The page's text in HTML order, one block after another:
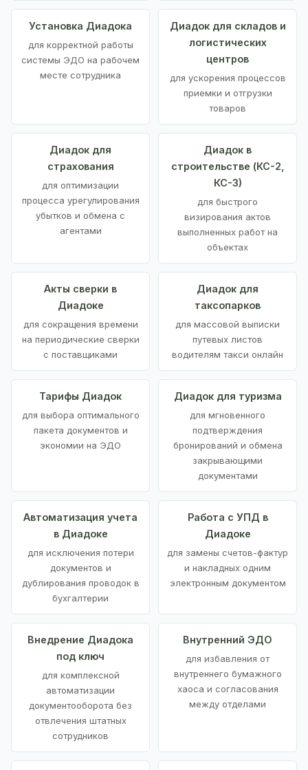
Установка Диадока
для корректной работы
системы ЭДО на рабочем
месте сотрудника
Диадок для складов и
логистических
центров
для ускорения процессов
приемки и отгрузки
товаров
Диадок для
страхования
для оптимизации
процесса урегулирования
убытков и обмена с
агентами
Диадок в
строительстве (КС-2,
КС-3)
для быстрого
визирования актов
выполненных работ на
объектах
Акты сверки в
Диадоке
для сокращения времени
на периодические сверки
с поставщиками
Диадок для
таксопарков
для массовой выписки
путевых листов
водителям такси онлайн
Тарифы Диадок
для выбора оптимального
пакета документов и
экономии на ЭДО
Диадок для туризма
для мгновенного
подтверждения
бронирований и обмена
закрывающими
документами
Автоматизация учета
в Диадоке
для исключения потери
документов и
дублирования проводок в
бухгалтерии
Работа с УПД в
Диадоке
для замены счетов-фактур
и накладных одним
электронным документом
Внедрение Диадока
под ключ
для комплексной
автоматизации
документооборота без
отвлечения штатных
сотрудников
Внутренний ЭДО
для избавления от
внутреннего бумажного
хаоса и согласования
между отделами